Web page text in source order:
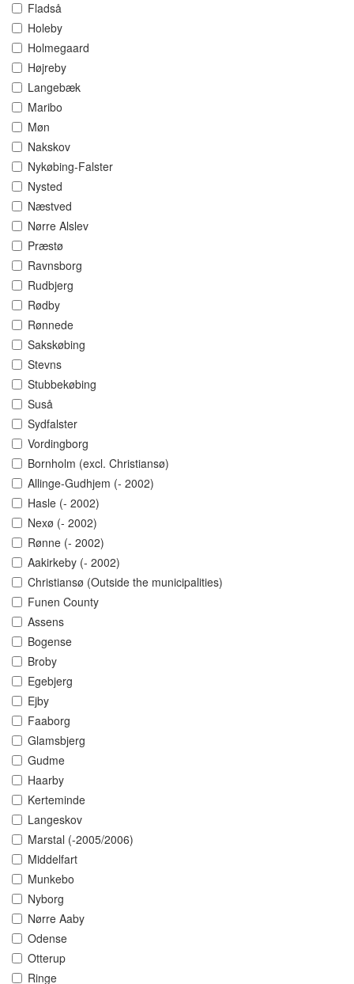
Fladså
Holeby
Holmegaard
Højreby
Langebæk
Maribo
Møn
Nakskov
Nykøbing-Falster
Nysted
Næstved
Nørre Alslev
Præstø
Ravnsborg
Rudbjerg
Rødby
Rønnede
Sakskøbing
Stevns
Stubbekøbing
Suså
Sydfalster
Vordingborg
Bornholm (excl. Christiansø)
Allinge-Gudhjem (- 2002)
Hasle (- 2002)
Nexø (- 2002)
Rønne (- 2002)
Aakirkeby (- 2002)
Christiansø (Outside the municipalities)
Funen County
Assens
Bogense
Broby
Egebjerg
Ejby
Faaborg
Glamsbjerg
Gudme
Haarby
Kerteminde
Langeskov
Marstal (-2005/2006)
Middelfart
Munkebo
Nyborg
Nørre Aaby
Odense
Otterup
Ringe